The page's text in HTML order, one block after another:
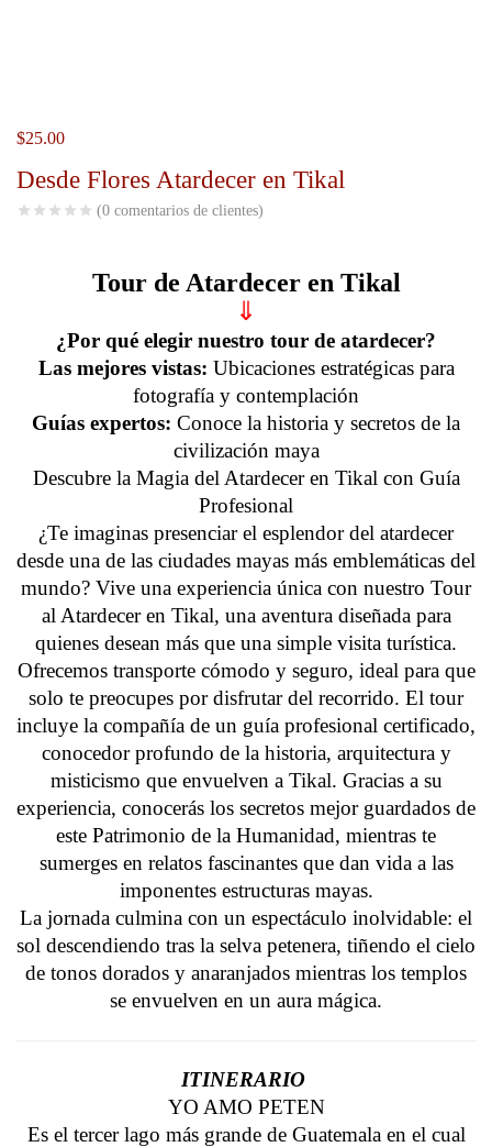
Desde Flores Atardecer en Tikal
(0 comentarios de clientes)
$25.00
Tour de Atardecer en Tikal
⇓
¿Por qué elegir nuestro tour de atardecer?
Las mejores vistas: Ubicaciones estratégicas para
fotografía y contemplación
Guías expertos: Conoce la historia y secretos de la
civilización maya
Descubre la Magia del Atardecer en Tikal con Guía
Profesional
¿Te imaginas presenciar el esplendor del atardecer
desde una de las ciudades mayas más emblemáticas del
mundo? Vive una experiencia única con nuestro Tour
al Atardecer en Tikal, una aventura diseñada para
quienes desean más que una simple visita turística.
Ofrecemos transporte cómodo y seguro, ideal para que
solo te preocupes por disfrutar del recorrido. El tour
incluye la compañía de un guía profesional certificado,
conocedor profundo de la historia, arquitectura y
misticismo que envuelven a Tikal. Gracias a su
experiencia, conocerás los secretos mejor guardados de
este Patrimonio de la Humanidad, mientras te
sumerges en relatos fascinantes que dan vida a las
imponentes estructuras mayas.
La jornada culmina con un espectáculo inolvidable: el
sol descendiendo tras la selva petenera, tiñendo el cielo
de tonos dorados y anaranjados mientras los templos
se envuelven en un aura mágica.
ITINERARIO
YO AMO PETEN
Es el tercer lago más grande de Guatemala en el cual